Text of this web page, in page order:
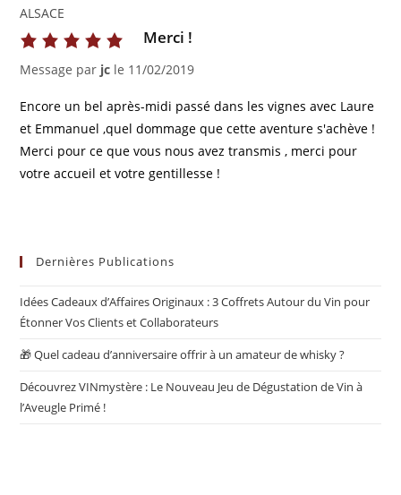
ALSACE
Merci !
Message par jc le 11/02/2019
Encore un bel après-midi passé dans les vignes avec Laure
et Emmanuel ,quel dommage que cette aventure s'achève !
Merci pour ce que vous nous avez transmis , merci pour
votre accueil et votre gentillesse !
Dernières Publications
Idées Cadeaux d’Affaires Originaux : 3 Coffrets Autour du Vin pour
Étonner Vos Clients et Collaborateurs
🎁 Quel cadeau d’anniversaire offrir à un amateur de whisky ?
Découvrez VINmystère : Le Nouveau Jeu de Dégustation de Vin à
l’Aveugle Primé !